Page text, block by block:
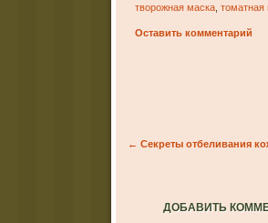
творожная маска, томатная
Оставить комментарий
Post navigation
← Секреты отбеливания
ДОБАВИТЬ